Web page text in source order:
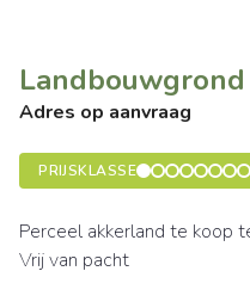
Landbouwgrond
Adres op aanvraag
PRIJSKLASSE
Perceel akkerland te koop
Vrij van pacht